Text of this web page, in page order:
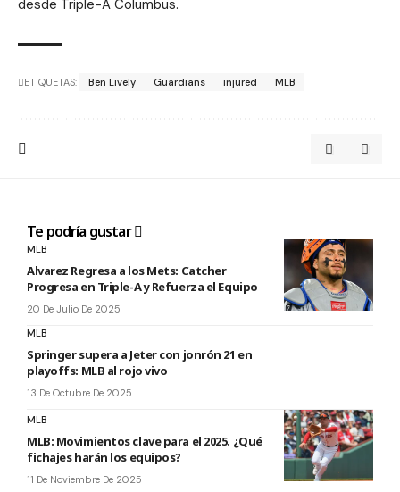
desde Triple-A Columbus.
ETIQUETAS: Ben Lively Guardians injured MLB
Te podría gustar
MLB
Alvarez Regresa a los Mets: Catcher
Progresa en Triple-A y Refuerza el Equipo
20 De Julio De 2025
MLB
Springer supera a Jeter con jonrón 21 en
playoffs: MLB al rojo vivo
13 De Octubre De 2025
MLB
MLB: Movimientos clave para el 2025. ¿Qué
fichajes harán los equipos?
11 De Noviembre De 2025